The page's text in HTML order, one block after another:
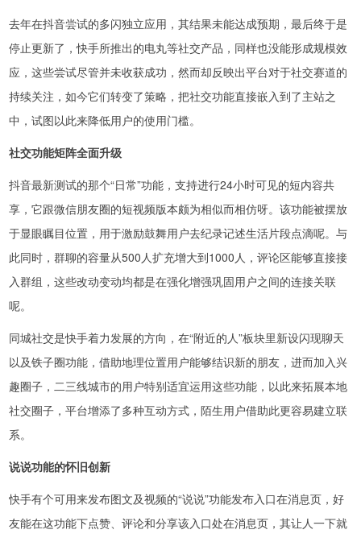
去年在抖音尝试的多闪独立应用，其结果未能达成预期，最后终于是
停止更新了，快手所推出的电丸等社交产品，同样也没能形成规模效
应，这些尝试尽管并未收获成功，然而却反映出平台对于社交赛道的
持续关注，如今它们转变了策略，把社交功能直接嵌入到了主站之
中，试图以此来降低用户的使用门槛。
社交功能矩阵全面升级
抖音最新测试的那个“日常”功能，支持进行24小时可见的短内容共
享，它跟微信朋友圈的短视频版本颇为相似而相仿呀。该功能被摆放
于显眼瞩目位置，用于激励鼓舞用户去纪录记述生活片段点滴呢。与
此同时，群聊的容量从500人扩充增大到1000人，评论区能够直接接
入群组，这些改动变动均都是在强化增强巩固用户之间的连接关联
呢。
同城社交是快手着力发展的方向，在“附近的人”板块里新设闪现聊天
以及铁子圈功能，借助地理位置用户能够结识新的朋友，进而加入兴
趣圈子，二三线城市的用户特别适宜运用这些功能，以此来拓展本地
社交圈子，平台增添了多种互动方式，陌生用户借助此更容易建立联
系。
说说功能的怀旧创新
快手有个可用来发布图文及视频的“说说”功能发布入口在消息页，好
友能在这功能下点赞、评论和分享该入口处在消息页，其让人一下就